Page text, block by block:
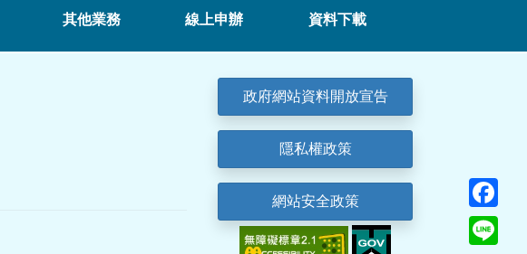
其他業務 線上申辦 資料下載
政府網站資料開放宣告
隱私權政策
網站安全政策